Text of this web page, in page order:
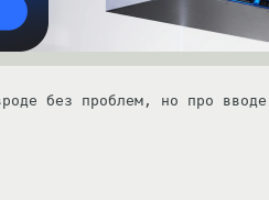
вроде без проблем, но про